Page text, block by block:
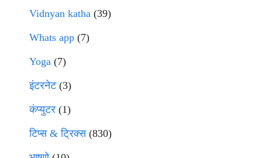
Vidnyan katha (39)
Whats app (7)
Yoga (7)
इंटरनेट(3)
कंप्युटर (1)
टिप्स & ट्रिक्स(830)